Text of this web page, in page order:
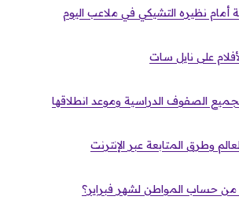
أمام نظيره التشيكي في ملاعب اليوم
وطرق المتابعة عبر الإنترنت